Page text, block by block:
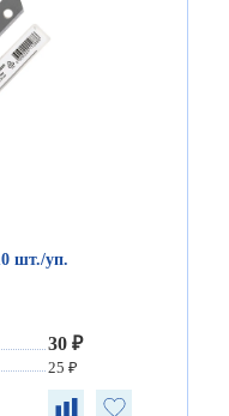
шт./уп.
30 ₽
25 ₽